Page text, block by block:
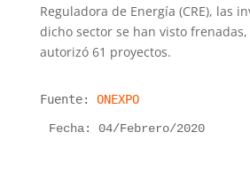
Reguladora de Energía (CRE), las
dicho sector se han visto
autorizó 61 proyectos.
Fuente: ONEXPO
Fecha: 04/Febrero/2020